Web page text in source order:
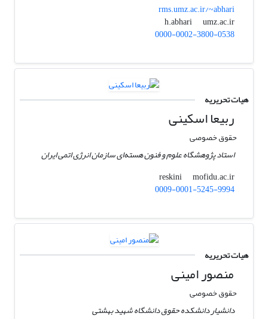
rms.umz.ac.ir/~abhari
h.abhari
umz.ac.ir
0000-0002-3800-0538
هیات تحریریه
ربیعا اسکینی
حقوق خصوصی
استاد پژوهشگاه علوم و فنون هسته‌ای سازمان انرژی اتمی ایران
reskini
mofidu.ac.ir
0009-0001-5245-9994
هیات تحریریه
منصور امینی
حقوق خصوصی
دانشیار دانشکده حقوق دانشگاه شهید بهشتی